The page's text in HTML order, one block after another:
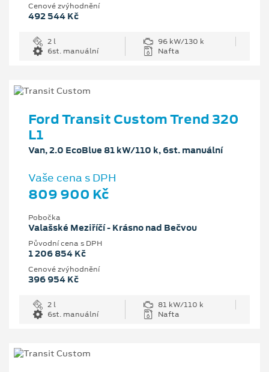
Cenové zvýhodnění
492 544 Kč
2 l
96 kW/130 k
6st. manuální
Nafta
Ford Transit Custom Trend 320
L1
Van, 2.0 EcoBlue 81 kW/110 k, 6st. manuální
Vaše cena s DPH
809 900 Kč
Pobočka
Valašské Meziříčí - Krásno nad Bečvou
Původní cena s DPH
1 206 854 Kč
Cenové zvýhodnění
396 954 Kč
2 l
81 kW/110 k
6st. manuální
Nafta